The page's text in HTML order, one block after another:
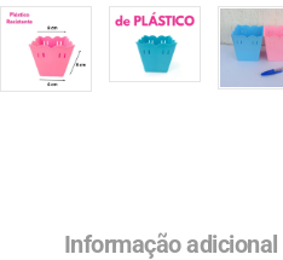
Informação adicional